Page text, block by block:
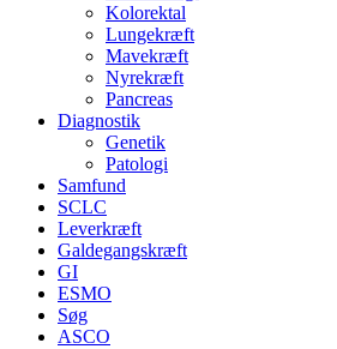
Kolorektal
Lungekræft
Mavekræft
Nyrekræft
Pancreas
Diagnostik
Genetik
Patologi
Samfund
SCLC
Leverkræft
Galdegangskræft
GI
ESMO
Søg
ASCO